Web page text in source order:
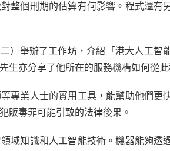
整個刑期的估算有何影響。程式還有
）舉辦了工作坊，介紹「港大人工智
生亦分享了他所在的服務機構如何從此
專業人士的實用工具，能幫助他們更
販毒罪可能引致的法律後果。
域知識和人工智能技術。機器能夠透